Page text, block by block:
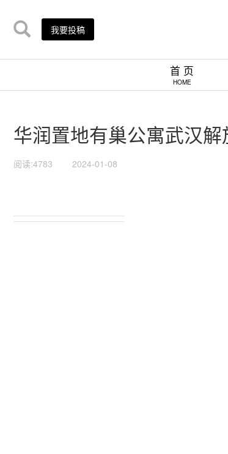
我要投稿
首 页
HOME
华润置地有巢公寓武汉
阅读:4783 2024-01-08